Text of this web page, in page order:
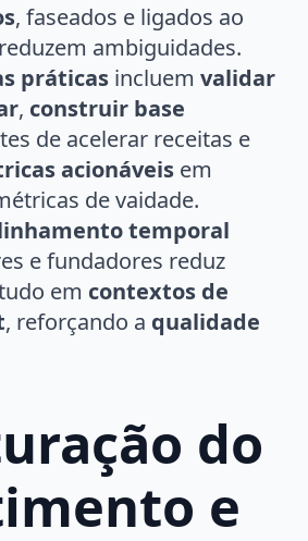
, faseados e ligados ao
reduzem ambiguidades.
práticas incluem validar
, construir base
de acelerar receitas e
acionáveis em
de vaidade.
temporal
e fundadores reduz
em contextos de
, reforçando a qualidade
do
e